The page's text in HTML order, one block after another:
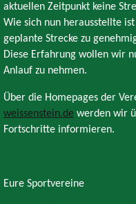
aktuellen Zeitpunkt keine
Wie sich nun herausstellte
geplante Strecke zu
Diese Erfahrung wollen wir
Anlauf zu nehmen.
Über die Homepages der
weissenstein.de werden wir
Fortschritte informieren.
Eure Sportvereine